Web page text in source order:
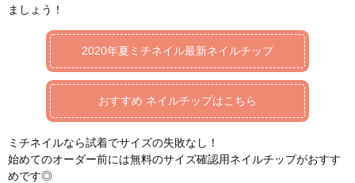
ましょう！
2020年夏ミチネイル最新ネイルチップ
おすすめ ネイルチップはこちら
ミチネイルなら試着でサイズの失敗なし！
始めてのオーダー前には無料のサイズ確認用ネイルチップがおすす
めです◎